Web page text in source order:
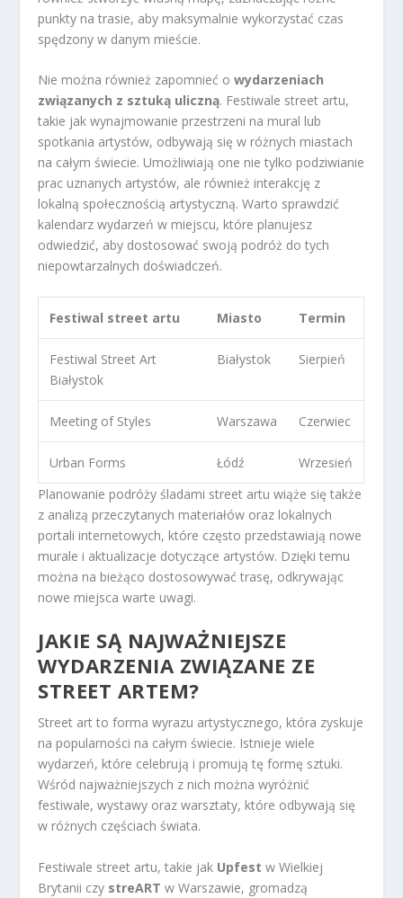
punkty na trasie, aby maksymalnie wykorzystać czas
spędzony w danym mieście.
Nie można również zapomnieć owydarzeniach
związanych z sztuką uliczną. Festiwale street artu,
takie jak wynajmowanie przestrzeni na mural lub
spotkania artystów, odbywają się w różnych miastach
na całym świecie. Umożliwiają one nie tylko podziwianie
prac uznanych artystów, ale również interakcję z
lokalną społecznością artystyczną. Warto sprawdzić
kalendarz wydarzeń w miejscu, które planujesz
odwiedzić, aby dostosować swoją podróż do tych
niepowtarzalnych doświadczeń.
Festiwal street artu Miasto Termin
Festiwal Street Art
Białystok
Białystok Sierpień
Meeting of Styles Warszawa Czerwiec
Urban Forms Łódź
Wrzesień
Planowanie podróży śladami street artu wiąże się także
z analizą przeczytanych materiałów oraz lokalnych
portali internetowych, które często przedstawiają nowe
murale i aktualizacje dotyczące artystów. Dzięki temu
można na bieżąco dostosowywać trasę, odkrywając
nowe miejsca warte uwagi.
JAKIE SĄ NAJWAŻNIEJSZE
WYDARZENIA ZWIĄZANE ZE
STREET ARTEM?
Street art to forma wyrazu artystycznego, która zyskuje
na popularności na całym świecie. Istnieje wiele
wydarzeń, które celebrują i promują tę formę sztuki.
Wśród najważniejszych z nich można wyróżnić
festiwale, wystawy oraz warsztaty, które odbywają się
w różnych częściach świata.
Festiwale street artu, takie jak Upfest w Wielkiej
Brytanii czy streART w Warszawie, gromadzą